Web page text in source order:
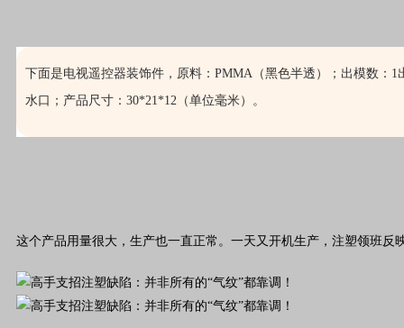
下面是电视遥控器装饰件，原料：PMMA（黑色半透）；出模数：1
水口；产品尺寸：30*21*12（单位毫米）。
这个产品用量很大，生产也一直正常。一天又开机生产，注塑领班